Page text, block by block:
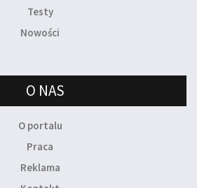
Testy
Nowości
O NAS
O portalu
Praca
Reklama